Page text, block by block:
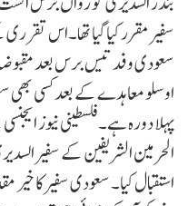
سفیر مقرر کیا گیا تھا۔اس
سعودی وفد تیس برس بعد
اوسلو معاہدے کے بعد کسی بھی
پہلا دورہ ہے۔فلسطینی نیوز
الحرمین الشریفین کے سفیر
استقبال کیا۔ سعودی سفیر کا